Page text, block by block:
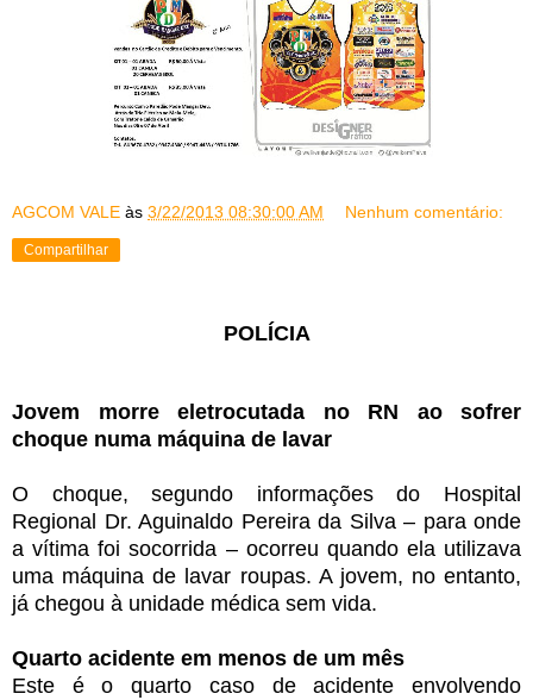
AGCOM VALE às 3/22/2013 08:30:00 AM Nenhum comentário:
Compartilhar
POLÍCIA
Jovem morre eletrocutada no RN ao sofrer
choque numa máquina de lavar
O choque, segundo informações do Hospital
Regional Dr. Aguinaldo Pereira da Silva – para onde
a vítima foi socorrida – ocorreu quando ela utilizava
uma máquina de lavar roupas. A jovem, no entanto,
já chegou à unidade médica sem vida.
Quarto acidente em menos de um mês
Este é o quarto caso de acidente envolvendo